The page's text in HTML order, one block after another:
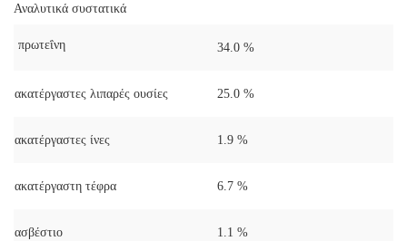
Αναλυτικά συστατικά
πρωτεΐνη 34.0 %
ακατέργαστες λιπαρές ουσίες 25.0 %
ακατέργαστες ίνες 1.9 %
ακατέργαστη τέφρα 6.7 %
ασβέστιο 1.1 %